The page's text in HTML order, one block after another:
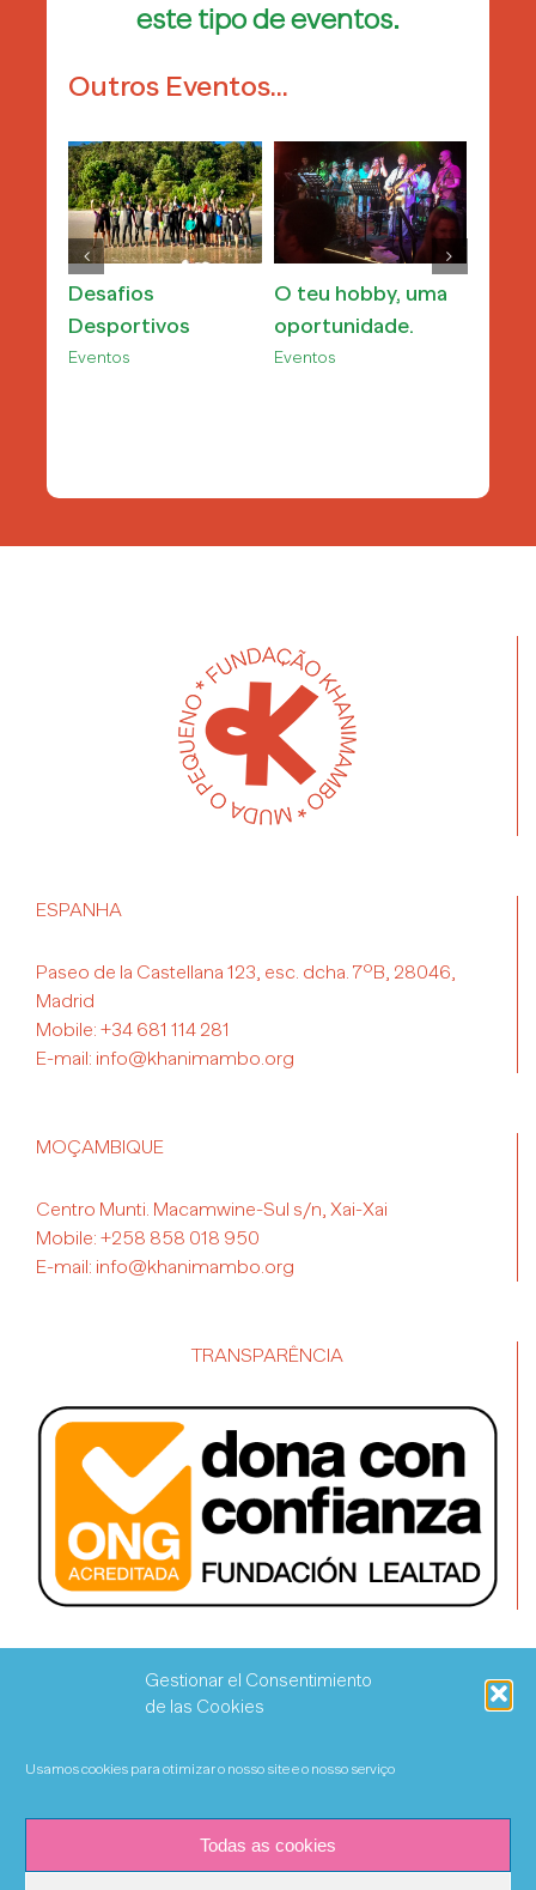
Gestionar el Consentimiento
de las Cookies
Usamos cookies para otimizar o nosso site e o nosso serviço
Todas as cookies
este tipo de eventos.
Outros Eventos…
Desafios
Desportivos
Eventos
O teu hobby, uma
oportunidade.
Eventos
ESPANHA
Paseo de la Castellana 123, esc. dcha. 7ºB, 28046,
Madrid
Mobile: +34 681 114 281
E-mail: info@khanimambo.org
MOÇAMBIQUE
Centro Munti. Macamwine-Sul s/n, Xai-Xai
Mobile: +258 858 018 950
E-mail: info@khanimambo.org
TRANSPARÊNCIA